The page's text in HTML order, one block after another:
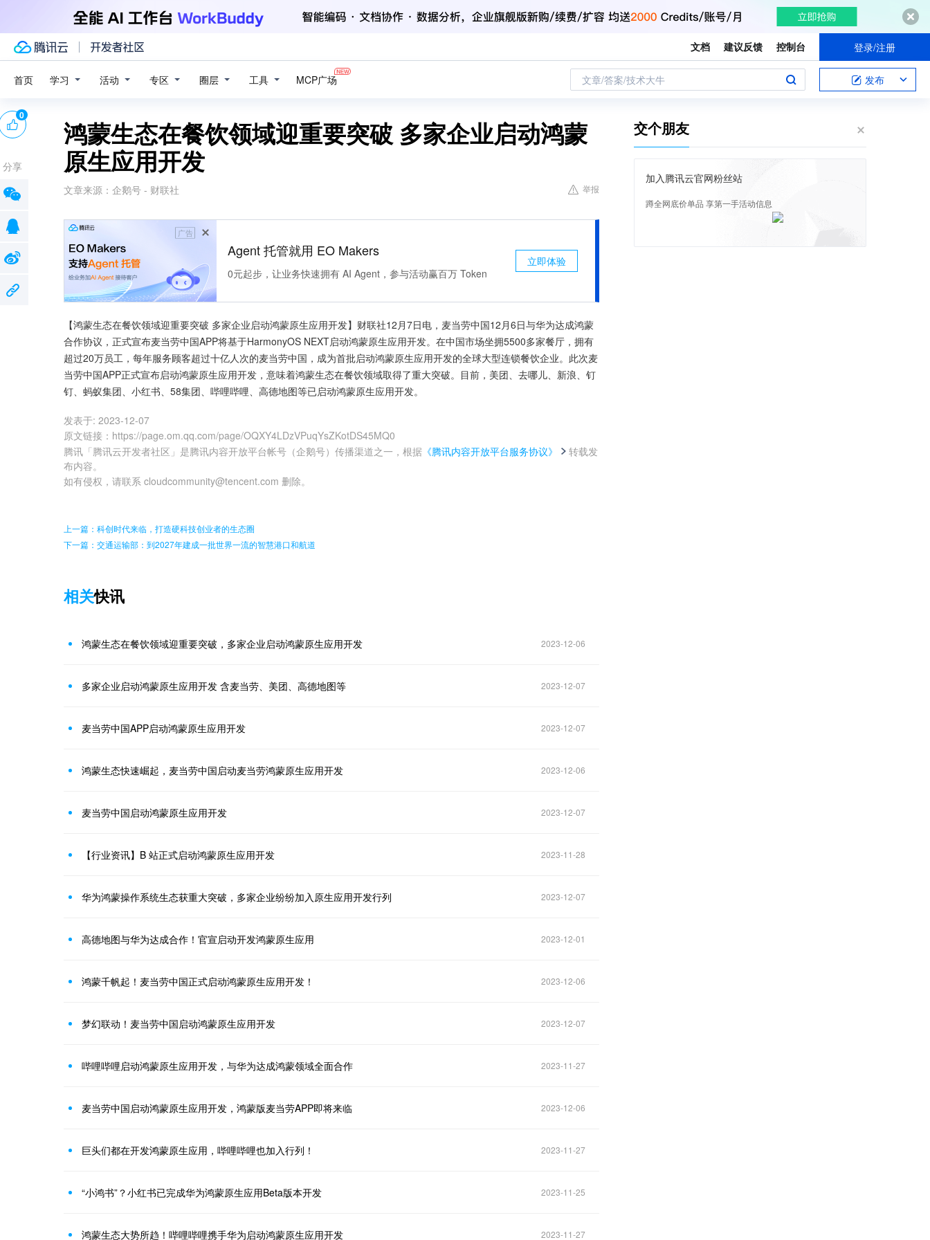
文档 建议反馈 控制台 登录/注册
首页 学习 活动 专区 圈层 工具 MCP广场 文章/答案/技术大牛 发布
鸿蒙生态在餐饮领域迎重要突破 多家企业启动鸿蒙
原生应用开发
文章来源： 企鹅号 - 财联社 举报
广告
Agent 托管就用 EO Makers
0元起步，让业务快速拥有 AI Agent，参与活动赢百万 Token
立即体验
【鸿蒙生态在餐饮领域迎重要突破 多家企业启动鸿蒙原生应用开发】财联社12月7日电，麦当劳中国12月6日与华为达成鸿蒙
合作协议，正式宣布麦当劳中国APP将基于HarmonyOS NEXT启动鸿蒙原生应用开发。在中国市场坐拥5500多家餐厅，拥有
超过20万员工，每年服务顾客超过十亿人次的麦当劳中国，成为首批启动鸿蒙原生应用开发的全球大型连锁餐饮企业。此次麦
当劳中国APP正式宣布启动鸿蒙原生应用开发，意味着鸿蒙生态在餐饮领域取得了重大突破。目前，美团、去哪儿、新浪、钉
钉、蚂蚁集团、小红书、58集团、哔哩哔哩、高德地图等已启动鸿蒙原生应用开发。
发表于: 2023-12-07
原文链接 ： https://page.om.qq.com/page/OQXY4LDzVPuqYsZKotDS45MQ0
腾讯「腾讯云开发者社区」是腾讯内容开放平台帐号（企鹅号）传播渠道之一，根据 《腾讯内容开放平台服务协议》
转载发
布内容。
如有侵权，请联系 cloudcommunity@tencent.com 删除。
0
分享
上一篇：科创时代来临，打造硬科技创业者的生态圈
下一篇：交通运输部：到2027年建成一批世界一流的智慧港口和航道
相关快讯
鸿蒙生态在餐饮领域迎重要突破，多家企业启动鸿蒙原生应用开发 2023-12-06
多家企业启动鸿蒙原生应用开发 含麦当劳、美团、高德地图等 2023-12-07
麦当劳中国APP启动鸿蒙原生应用开发 2023-12-07
鸿蒙生态快速崛起，麦当劳中国启动麦当劳鸿蒙原生应用开发 2023-12-06
麦当劳中国启动鸿蒙原生应用开发 2023-12-07
【行业资讯】B 站正式启动鸿蒙原生应用开发 2023-11-28
华为鸿蒙操作系统生态获重大突破，多家企业纷纷加入原生应用开发行列 2023-12-07
高德地图与华为达成合作！官宣启动开发鸿蒙原生应用 2023-12-01
鸿蒙千帆起！麦当劳中国正式启动鸿蒙原生应用开发！ 2023-12-06
梦幻联动！麦当劳中国启动鸿蒙原生应用开发 2023-12-07
哔哩哔哩启动鸿蒙原生应用开发，与华为达成鸿蒙领域全面合作 2023-11-27
麦当劳中国启动鸿蒙原生应用开发，鸿蒙版麦当劳APP即将来临 2023-12-06
巨头们都在开发鸿蒙原生应用，哔哩哔哩也加入行列！ 2023-11-27
“小鸿书”？小红书已完成华为鸿蒙原生应用Beta版本开发 2023-11-25
鸿蒙生态大势所趋！哔哩哔哩携手华为启动鸿蒙原生应用开发 2023-11-27
交个朋友
加入腾讯云官网粉丝站
蹲全网底价单品 享第一手活动信息